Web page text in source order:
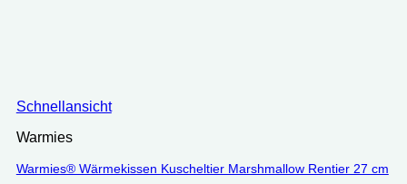
Schnellansicht
Warmies
Warmies® Wärmekissen Kuscheltier Marshmallow Rentier 27 cm